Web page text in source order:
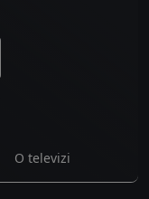
O televizi